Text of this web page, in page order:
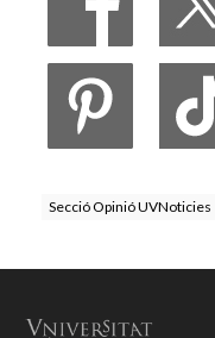
Secció Opinió UVNoticies